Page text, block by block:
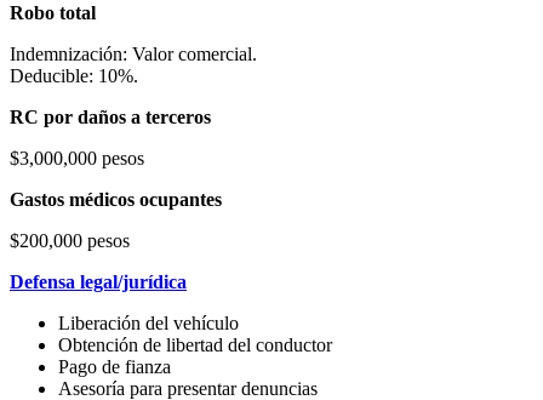
Robo total
Indemnización: Valor comercial.
Deducible: 10%.
RC por daños a terceros
$3,000,000 pesos
Gastos médicos ocupantes
$200,000 pesos
Defensa legal/jurídica
Liberación del vehículo
Obtención de libertad del conductor
Pago de fianza
Asesoría para presentar denuncias